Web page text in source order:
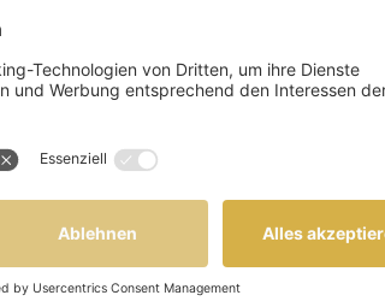
Sofort verfügbar, Lieferzeit: 1-3 Tage
Sofort verfügbar, Lieferzeit: 1-3 Tage